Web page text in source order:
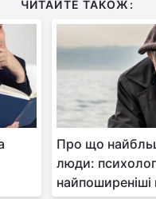
ЧИТАЙТЕ ТАКОЖ:
Про що
люди:
найпоширеніші